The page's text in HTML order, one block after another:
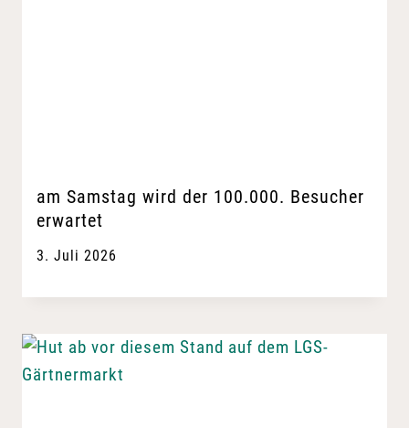
am Samstag wird der 100.000. Besucher
erwartet
3. Juli 2026